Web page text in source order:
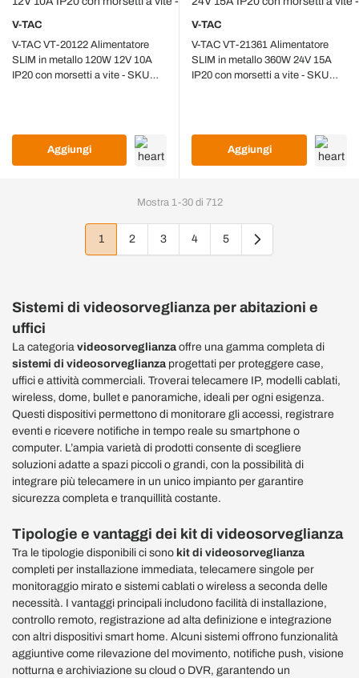
V-TAC
V-TAC VT-20122 Alimentatore
SLIM in metallo 120W 12V 10A
IP20 con morsetti a vite - SKU
Aggiungi
V-TAC
V-TAC VT-21361 Alimentatore
SLIM in metallo 360W 24V 15A
IP20 con morsetti a vite - SKU
Aggiungi
Mostra 1 -30di 712
Attualmente stai leggendo la pagina
1
Pagina
2
Pagina
3
Pagina
4
Pagina
5
Sistemi di videosorveglianzaper abitazioni e
uffici
La categoria videosorveglianza offre una gamma completa di
sistemi di videosorveglianza progettati per proteggere case,
uffici e attività commerciali. Troverai telecamere IP, modelli cablati,
wireless, dome, bullet e panoramiche, ideali per ogni esigenza.
Questi dispositivi permettono di monitorare gli accessi, registrare
eventi e ricevere notifiche in tempo reale su smartphone o
computer. L’ampia varietà di prodotti consente di scegliere
soluzioni adatte a spazi piccoli o grandi, con la possibilità di
integrare più telecamere in un unico impianto per garantire
sicurezza completa e tranquillità costante.
Tipologie e vantaggi dei kit di videosorveglianza
Tra le tipologie disponibili ci sono kit di videosorveglianza
completi per installazione immediata, telecamere singole per
monitoraggio mirato e sistemi cablati o wireless a seconda delle
necessità. I vantaggi principali includono facilità di installazione,
controllo remoto, registrazione ad alta definizione e integrazione
con altri dispositivi smart home. Alcuni sistemi offrono funzionalità
aggiuntive come rilevazione del movimento, notifiche push, visione
notturna e archiviazione su cloud o DVR, garantendo un